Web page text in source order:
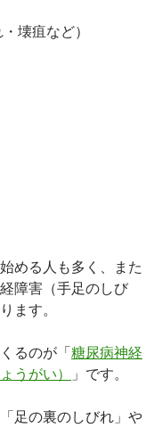
壊疽など）
める人も多く、また
障害（手足のしび
ます。
るのが「糖尿病神経
うがい）
」です。
足の裏のしびれ」や